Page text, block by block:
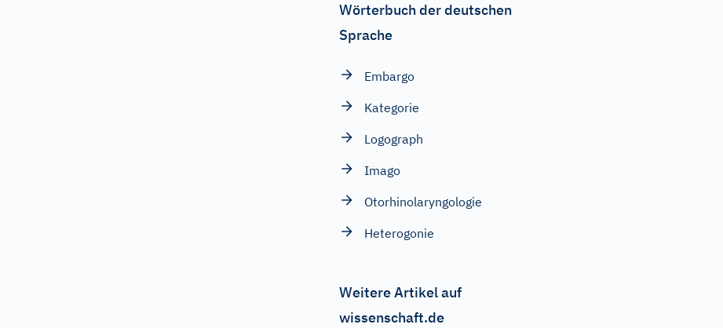
Wörterbuch der deutschen
Sprache
Embargo
Kategorie
Logograph
Imago
Otorhinolaryngologie
Heterogonie
Weitere Artikel auf
wissenschaft.de